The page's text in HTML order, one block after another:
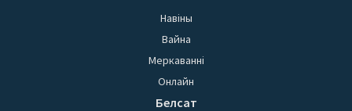
Навіны
Вайна
Меркаванні
Онлайн
Белсат